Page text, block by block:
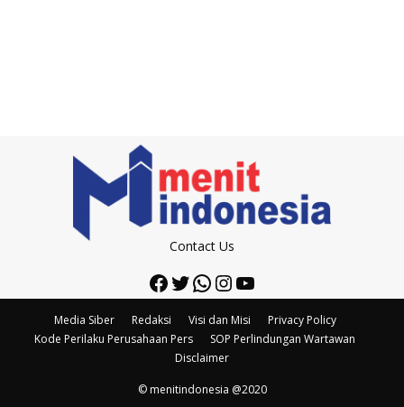
Contact Us
Facebook
Twitter
WhatsApp
Instagram
YouTube
Media Siber Redaksi Visi dan Misi
Privacy Policy
Kode Perilaku Perusahaan Pers
SOP Perlindungan Wartawan
Disclaimer
© menitindonesia @2020